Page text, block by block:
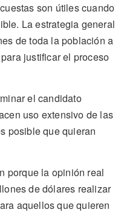
son útiles cuando
La estrategia general
de toda la población a
justificar el proceso
el candidato
uso extensivo de las
posible que quieran
porque la opinión real
de dólares realizar
aquellos que quieren